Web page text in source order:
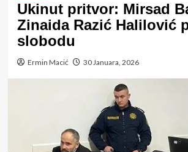
Ukinut pritvor: Mirsad
Zinaida Razić Halilović
slobodu
Ermin Macić 30 Januara, 2026